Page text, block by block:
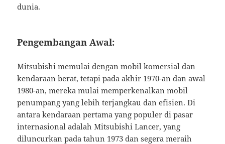
dunia.
Pengembangan Awal:
Mitsubishi memulai dengan mobil komersial dan
kendaraan berat, tetapi pada akhir 1970-an dan awal
1980-an, mereka mulai memperkenalkan mobil
penumpang yang lebih terjangkau dan efisien. Di
antara kendaraan pertama yang populer di pasar
internasional adalah Mitsubishi Lancer, yang
diluncurkan pada tahun 1973 dan segera meraih